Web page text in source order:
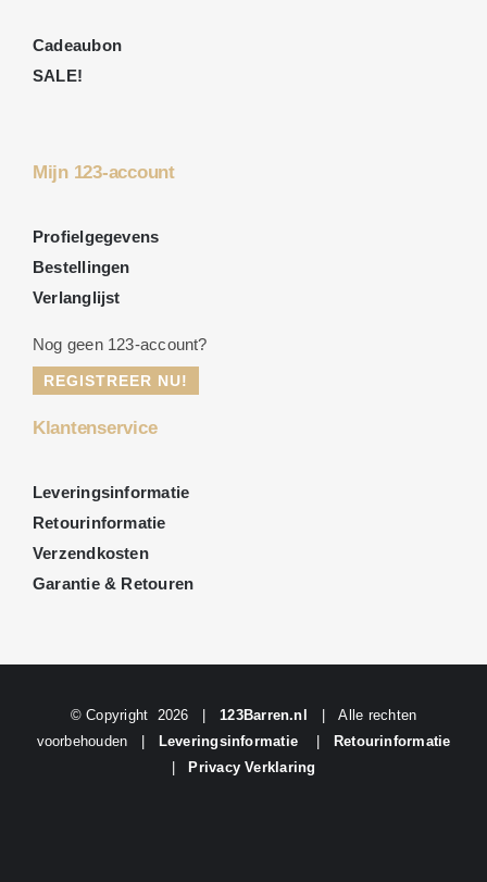
Cadeaubon
SALE!
Mijn 123-account
Profielgegevens
Bestellingen
Verlanglijst
Nog geen 123-account?
REGISTREER NU!
Klantenservice
Leveringsinformatie
Retourinformatie
Verzendkosten
Garantie & Retouren
© Copyright 2026 | 123Barren.nl | Alle rechten
voorbehouden | Leveringsinformatie | Retourinformatie
|Privacy Verklaring